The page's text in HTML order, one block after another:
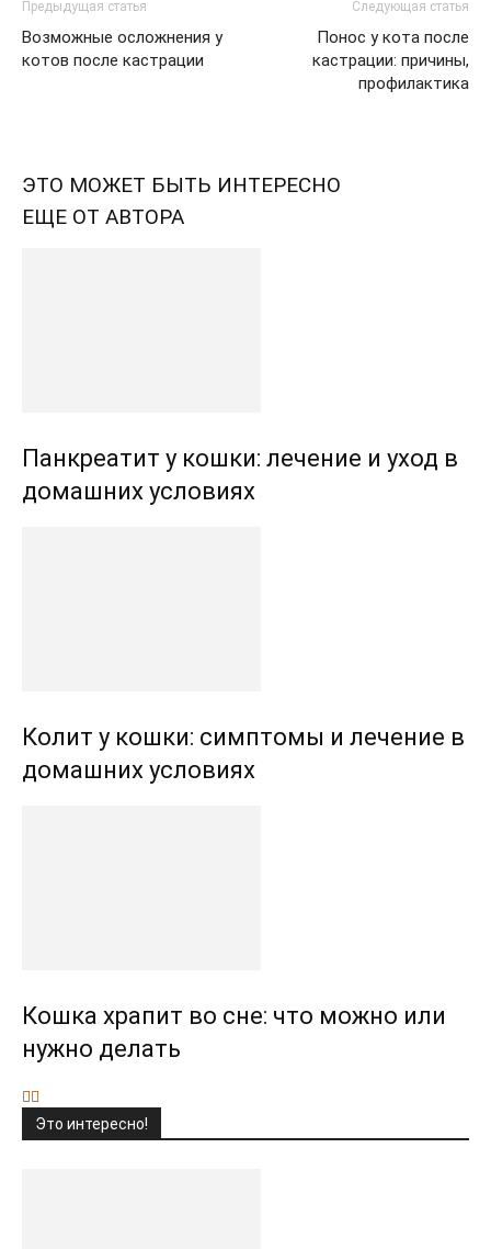
Предыдущая статья
Возможные осложнения у
котов после кастрации
Следующая статья
Понос у кота после
кастрации: причины,
профилактика
ЭТО МОЖЕТ БЫТЬ ИНТЕРЕСНО
ЕЩЕ ОТ АВТОРА
Панкреатит у кошки: лечение и уход в
домашних условиях
Колит у кошки: симптомы и лечение в
домашних условиях
Кошка храпит во сне: что можно или
нужно делать
Это интересно!